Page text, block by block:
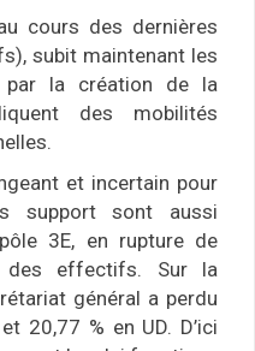
cours des dernières
subit maintenant les
par la création de la
des mobilités
et incertain pour
support sont aussi
3E, en rupture de
des effectifs. Sur la
général a perdu
20,77 % en UD. D’ici